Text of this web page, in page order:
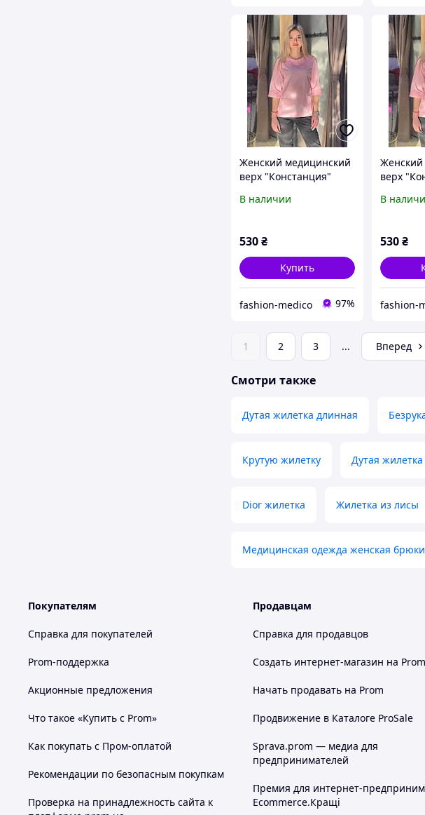
Женский медицинский
верх "Констанция"
В наличии
530₴
Купить
fashion-medico 97%
верх
В
530₴
fashion-
1 2 3 ... Вперед
Смотри также
Дутая жилетка длинная
Крутую жилетку Дутая
Dior жилетка Жилетка из лисы
Медицинская одежда женская брюки
Покупателям
Справка для покупателей
Prom-поддержка
Акционные предложения
Что такое «Купить с Prom»
Как покупать с Пром-оплатой
Рекомендации по безопасным покупкам
Проверка на принадлежность сайта к
Продавцам
Справка для продавцов
Создать интернет-магазин на Prom
Начать продавать на Prom
Продвижение в Каталоге ProSale
Sprava.prom — медиа для
предпринимателей
Премия для интернет-
Ecommerce.Кращі